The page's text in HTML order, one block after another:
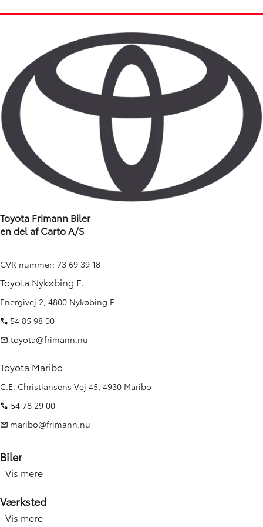
KONTANT (EKSKL. MOMS) 233.740KR.
Toyota Frimann Biler
en del af Carto A/S
CVR nummer: 73 69 39 18
Toyota Nykøbing F.
Energivej 2, 4800 Nykøbing F.
54 85 98 00
toyota@frimann.nu
Toyota Maribo
C.E. Christiansens Vej 45, 4930 Maribo
54 78 29 00
maribo@frimann.nu
Biler
Nye biler
Brugte biler
Kampagner
Vis mere
Værksted
Værksted forside
Vis mere